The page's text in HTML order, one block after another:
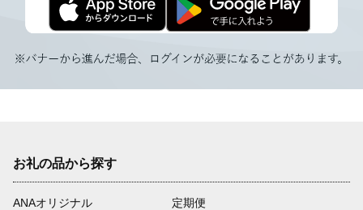
お礼の品から探す
ANAオリジナル
定期便